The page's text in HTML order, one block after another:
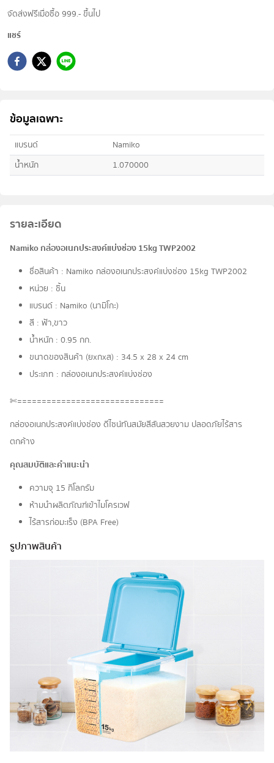
จัดส่งฟรีเมื่อซื้อ 999.- ขึ้นไป
แชร์
ข้อมูลเฉพาะ
แบรนด์
Namiko
น้ำหนัก
1.070000
รายละเอียด
Namiko กล่องอเนกประสงค์แบ่งช่อง 15kg TWP2002
ชื่อสินค้า : Namiko กล่องอเนกประสงค์แบ่งช่อง 15kg TWP2002
หน่วย : ชิ้น
แบรนด์ : Namiko (นามิโกะ)
สี : ฟ้า,ขาว
น้ำหนัก : 0.95 กก.
ขนาดของสินค้า (ยxกxส) : 34.5 x 28 x 24 cm
ประเภท : กล่องอเนกประสงค์แบ่งช่อง
✄==============================
กล่องอเนกประสงค์แบ่งช่อง ดีไซน์ทันสมัยสีสันสวยงาม ปลอดภัยไร้สาร
ตกค้าง
คุณสมบัติและคำแนะนำ
ความจุ 15 กิโลกรัม
ห้ามนำผลิตภัณฑ์เข้าไมโครเวฟ
ไร้สารก่อมะเร็ง (BPA Free)
รูปภาพสินค้า